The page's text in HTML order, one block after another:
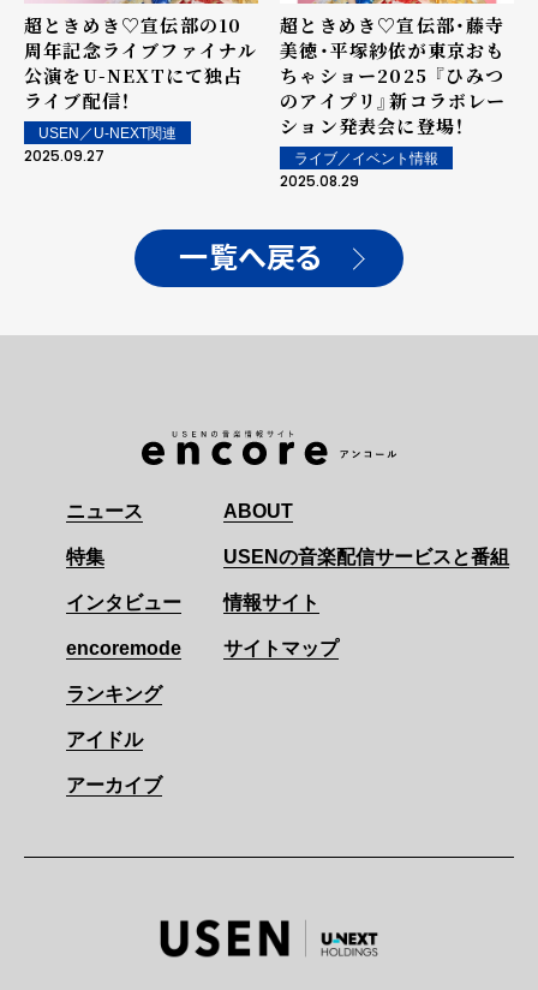
超ときめき♡宣伝部の10
周年記念ライブファイナル
公演をU-NEXTにて独占
ライブ配信！
USEN／U-NEXT関連
2025.09.27
超ときめき♡宣伝部・藤寺
美徳・平塚紗依が東京おも
ちゃショー2025 『ひみつ
のアイプリ』新コラボレー
ション発表会に登場！
ライブ／イベント情報
2025.08.29
一覧へ戻る
ニュース
特集
インタビュー
encoremode
ランキング
アイドル
アーカイブ
ABOUT
USENの音楽配信サービスと番組
情報サイト
サイトマップ